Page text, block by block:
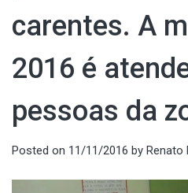
carentes. A
2016 é
pessoas da
Posted on 11/11/2016 by Renato